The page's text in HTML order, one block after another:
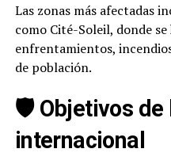
Las zonas más afectadas
como Cité-Soleil, donde
enfrentamientos,
de población.
🛡️ Objetivos de
internacional